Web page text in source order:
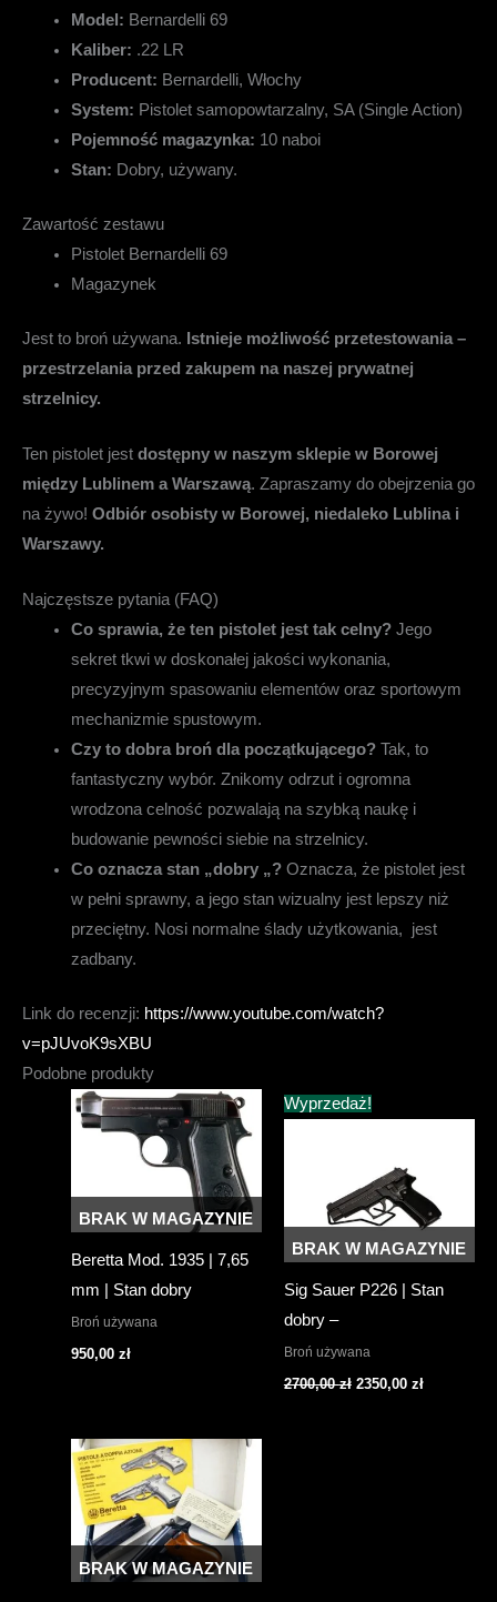
Model: Bernardelli 69
Kaliber: .22 LR
Producent: Bernardelli, Włochy
System: Pistolet samopowtarzalny, SA (Single Action)
Pojemność magazynka: 10 naboi
Stan: Dobry, używany.
Zawartość zestawu
Pistolet Bernardelli 69
Magazynek
Jest to broń używana. Istnieje możliwość przetestowania –
przestrzelania przed zakupem na naszej prywatnej
strzelnicy.
Ten pistolet jest dostępny w naszym sklepie w Borowej
między Lublinem a Warszawą. Zapraszamy do obejrzenia go
na żywo! Odbiór osobisty w Borowej, niedaleko Lublina i
Warszawy.
Najczęstsze pytania (FAQ)
Co sprawia, że ten pistolet jest tak celny?Jego
sekret tkwi w doskonałej jakości wykonania,
precyzyjnym spasowaniu elementów oraz sportowym
mechanizmie spustowym.
Czy to dobra broń dla początkującego?Tak, to
fantastyczny wybór. Znikomy odrzut i ogromna
wrodzona celność pozwalają na szybką naukę i
budowanie pewności siebie na strzelnicy.
Co oznacza stan „dobry „?Oznacza, że pistolet jest
w pełni sprawny, a jego stan wizualny jest lepszy niż
przeciętny. Nosi normalne ślady użytkowania, jest
zadbany.
Link do recenzji: https://www.youtube.com/watch?
v=pJUvoK9sXBU
Podobne produkty
BRAK W MAGAZYNIE
Beretta Mod. 1935 | 7,65
mm | Stan dobry
Broń używana
950,00 zł
Wyprzedaż!
BRAK W MAGAZYNIE
Sig Sauer P226 | Stan
dobry –
Broń używana
2700,00zł Pierwotna
2350,00 złAktualna
BRAK W MAGAZYNIE